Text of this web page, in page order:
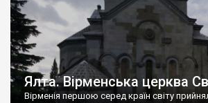
Ялта. Вірменська церква
Вірменія першою серед країн світу